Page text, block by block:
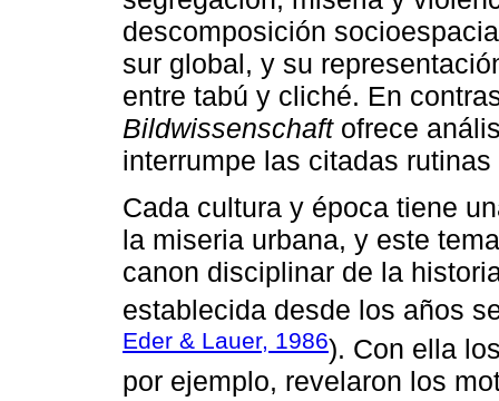
descomposición
sur global, y su
entre tabú y cliché. En
Bildwissenschaftofrece
interrumpe las citadas
Cada cultura y época tiene
la miseria urbana, y este
canon disciplinar de la
establecida desde los años
Eder & Lauer, 1986). Con ella
por ejemplo, revelaron los